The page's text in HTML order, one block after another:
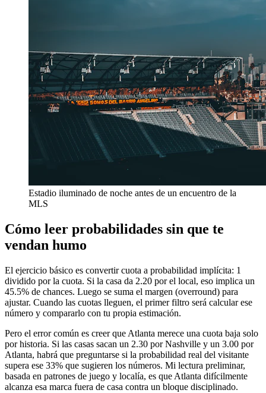
Estadio iluminado de noche antes de un encuentro de la
MLS
Cómo leer probabilidades sin que te
vendan humo
El ejercicio básico es convertir cuota a probabilidad implícita: 1
dividido por la cuota. Si la casa da 2.20 por el local, eso implica un
45.5% de chances. Luego se suma el margen (overround) para
ajustar. Cuando las cuotas lleguen, el primer filtro será calcular ese
número y compararlo con tu propia estimación.
Pero el error común es creer que Atlanta merece una cuota baja solo
por historia. Si las casas sacan un 2.30 por Nashville y un 3.00 por
Atlanta, habrá que preguntarse si la probabilidad real del visitante
supera ese 33% que sugieren los números. Mi lectura preliminar,
basada en patrones de juego y localía, es que Atlanta difícilmente
alcanza esa marca fuera de casa contra un bloque disciplinado.